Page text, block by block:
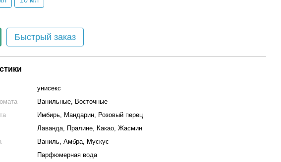
Быстрый заказ
унисекс
Ванильные, Восточные
Имбирь, Мандарин, Розовый перец
Лаванда, Пралине, Какао, Жасмин
Ваниль, Амбра, Мускус
Парфюмерная вода